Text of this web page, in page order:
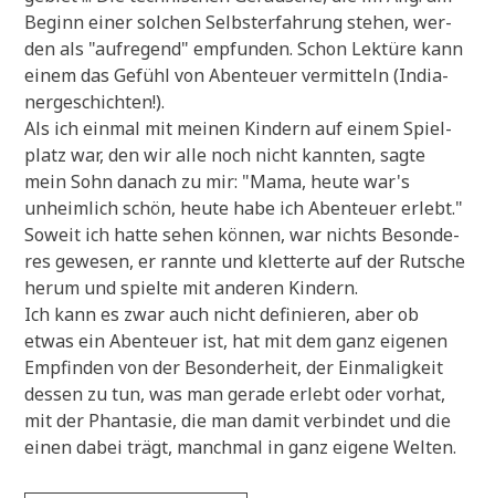
Beginn einer sol­chen Selbst­er­fah­rung ste­hen, wer­
den als "auf­re­gend" emp­fun­den. Schon Lek­tü­re kann
einem das Gefühl von Aben­teu­er ver­mit­teln (India­
ner­ge­schich­ten!).
Als ich ein­mal mit mei­nen Kin­dern auf einem Spiel­
platz war, den wir alle noch nicht kann­ten, sag­te
mein Sohn danach zu mir: "Mama, heu­te war's
unheim­lich schön, heu­te habe ich Aben­teu­er erlebt."
Soweit ich hat­te sehen kön­nen, war nichts Beson­de­
res gewe­sen, er rann­te und klet­ter­te auf der Rut­sche
her­um und spiel­te mit ande­ren Kindern.
Ich kann es zwar auch nicht defi­nie­ren, aber ob
etwas ein Aben­teu­er ist, hat mit dem ganz eige­nen
Emp­fin­den von der Beson­der­heit, der Ein­ma­lig­keit
des­sen zu tun, was man gera­de erlebt oder vor­hat,
mit der Phan­ta­sie, die man damit ver­bin­det und die
einen dabei trägt, manch­mal in ganz eige­ne Welten.